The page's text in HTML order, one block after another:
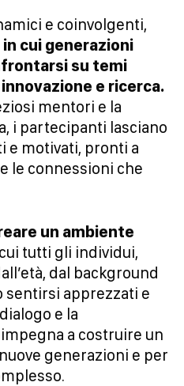
e coinvolgenti,
cui generazioni
su temi
e ricerca.
mentori e la
i partecipanti lasciano
e motivati, pronti a
le connessioni che
un ambiente
tutti gli individui,
dal background
sentirsi apprezzati e
e la
a costruire un
generazioni e per